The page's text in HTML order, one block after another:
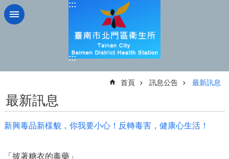
跳到主要內容區塊
:::
:::
首頁 訊息公告 最新訊息
最新訊息
新興毒品新樣貌，你我要小心！反轉毒害，健康心生活！
「披著糖衣的毒藥」